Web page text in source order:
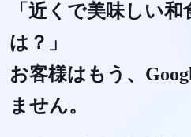
「近くで美味しい
は？」
お客様はもう、
ません。